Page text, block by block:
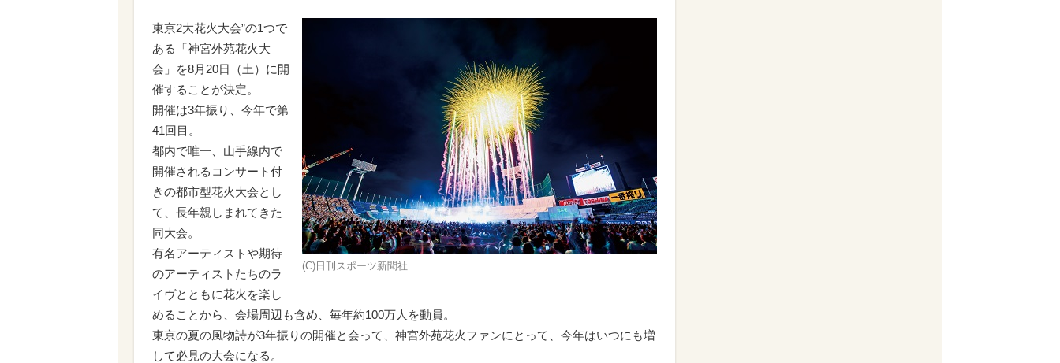
(C)日刊スポーツ新聞社
東京2大花火大会”の1つで
ある「神宮外苑花火大
会」を8月20日（土）に開
催することが決定。
開催は3年振り、今年で第
41回目。
都内で唯一、山手線内で
開催されるコンサート付
きの都市型花火大会とし
て、長年親しまれてきた
同大会。
有名アーティストや期待
のアーティストたちのラ
イヴとともに花火を楽し
めることから、会場周辺も含め、毎年約100万人を動員。
東京の夏の風物詩が3年振りの開催と会って、神宮外苑花火ファンにとって、今年はいつにも増
して必見の大会になる。